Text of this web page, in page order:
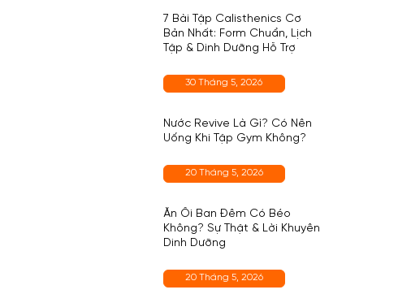
7 Bài Tập Calisthenics Cơ
Bản Nhất: Form Chuẩn, Lịch
Tập & Dinh Dưỡng Hỗ Trợ
30 Tháng 5, 2026
Nước Revive Là Gì? Có Nên
Uống Khi Tập Gym Không?
20 Tháng 5, 2026
Ăn Ổi Ban Đêm Có Béo
Không? Sự Thật & Lời Khuyên
Dinh Dưỡng
20 Tháng 5, 2026